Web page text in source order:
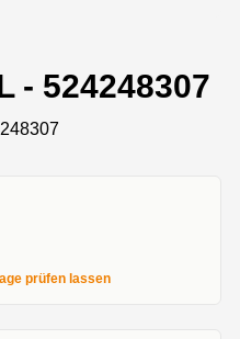
- 524248307
prüfen lassen